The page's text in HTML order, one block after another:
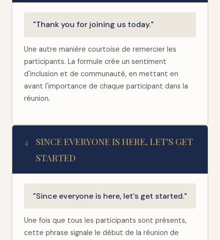
"Thank you for joining us today."
Une autre manière courtoise de remercier les
participants. La formule crée un sentiment
d'inclusion et de communauté, en mettant en
avant l'importance de chaque participant dans la
réunion.
4
SINCE EVERYONE IS HERE, LET'S GET
STARTED
"Since everyone is here, let's get started."
Une fois que tous les participants sont présents,
cette phrase signale le début de la réunion de